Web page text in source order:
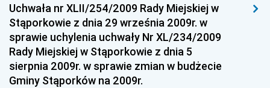
Dziennik Urzędowy Ministerstwa Przemysłu
Chemicznego i Lekkiego
Dziennik Urzędowy Ministerstwa Rolnictwa i
Gospodarki Żywnościowej
Uchwała nr XLII/254/2009 Rady Miejskiej w
Stąporkowie z dnia 29 września 2009r. w
sprawie uchylenia uchwały Nr XL/234/2009
Rady Miejskiej w Stąporkowie z dnia 5
sierpnia 2009r. w sprawie zmian w budżecie
Gminy Stąporków na 2009r.